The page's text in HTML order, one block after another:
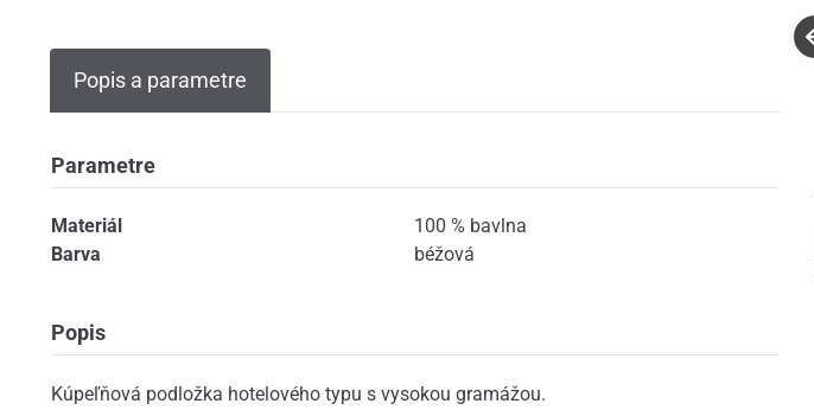
Popis a parametre
Parametre
Materiál
100 % bavlna
Barva
béžová
Popis
Kúpeľňová podložka hotelového typu s vysokou gramážou.